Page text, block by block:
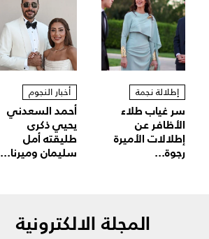
إطلالة نجمة
سر غياب طلاء
الأظافر عن
إطلالات الأميرة
رجوة...
أخبار النجوم
أحمد السعدني
يحيي ذكرى
طليقته أمل
سليمان وميرنا...
المجلة الالكترونية